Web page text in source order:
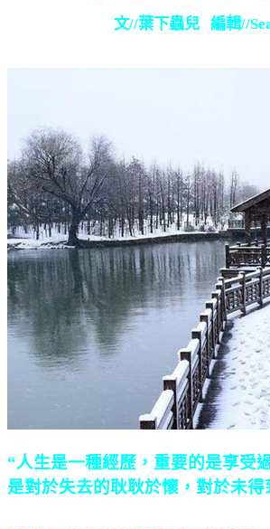
文//葉下蟲兒 編輯//
“人生是一種經歷，重要的是享受
是對於失去的耿耿於懷，對於未得